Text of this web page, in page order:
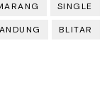
SINGLE
BLITAR